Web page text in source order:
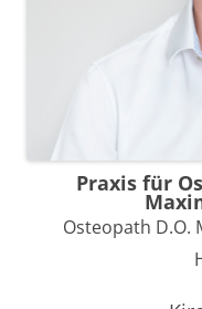
Praxis für
Osteopath D.O.